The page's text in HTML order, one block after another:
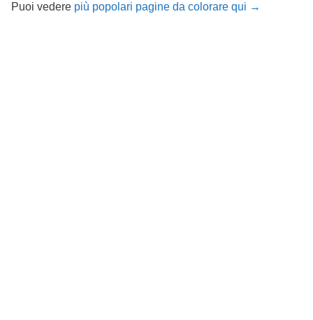
Puoi vedere più popolari pagine da colorare qui →